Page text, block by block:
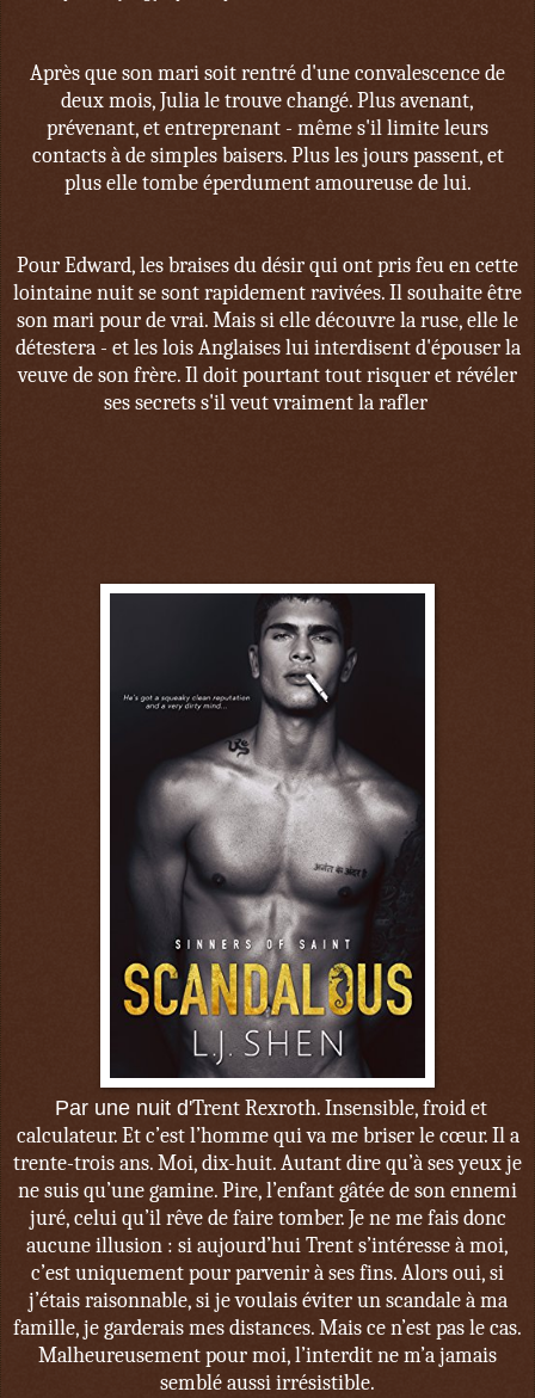
Après que son mari soit rentré d'une convalescence de
deux mois, Julia le trouve changé. Plus avenant,
prévenant, et entreprenant - même s'il limite leurs
contacts à de simples baisers. Plus les jours passent, et
plus elle tombe éperdument amoureuse de lui.
Pour Edward, les braises du désir qui ont pris feu en cette
lointaine nuit se sont rapidement ravivées. Il souhaite être
son mari pour de vrai. Mais si elle découvre la ruse, elle le
détestera - et les lois Anglaises lui interdisent d'épouser la
veuve de son frère. Il doit pourtant tout risquer et révéler
ses secrets s'il veut vraiment la rafler
Par une nuit d'Trent Rexroth. Insensible, froid et
calculateur. Et c’est l’homme qui va me briser le cœur. Il a
trente-trois ans. Moi, dix-huit. Autant dire qu’à ses yeux je
ne suis qu’une gamine. Pire, l’enfant gâtée de son ennemi
juré, celui qu’il rêve de faire tomber. Je ne me fais donc
aucune illusion : si aujourd’hui Trent s’intéresse à moi,
c’est uniquement pour parvenir à ses fins. Alors oui, si
j’étais raisonnable, si je voulais éviter un scandale à ma
famille, je garderais mes distances. Mais ce n’est pas le cas.
Malheureusement pour moi, l’interdit ne m’a jamais
semblé aussi irrésistible.